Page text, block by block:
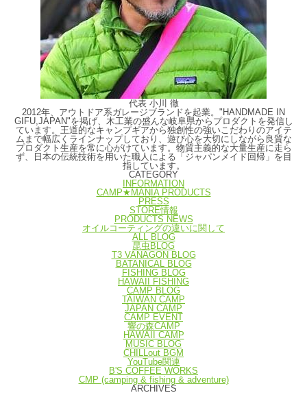
代表 小川 徹
2012年、アウトドア系ガレージブランドを起業。"HANDMADE IN
GIFU,JAPAN"を掲げ、木工業の盛んな岐阜県からプロダクトを発信し
ています。王道的なキャンプギアから独創性の強いこだわりのアイテ
ムまで幅広くラインナップしており、遊び心を大切にしながら良質な
プロダクト生産を常に心がけています。物質主義的な大量生産に走ら
ず、日本の伝統技術を用いた職人による「ジャパンメイド回帰」を目
指しています。
CATEGORY
INFORMATION
CAMP★MANIA PRODUCTS
PRESS
STORE情報
PRODUCTS NEWS
オイルコーティングの違いに関して
ALL BLOG
昆虫BLOG
T3 VANAGON BLOG
BATANICAL BLOG
FISHING BLOG
HAWAII FISHING
CAMP BLOG
TAIWAN CAMP
JAPAN CAMP
CAMP EVENT
響の森CAMP
HAWAII CAMP
MUSIC BLOG
CHILLout BGM
YouTube関連
B'S COFFEE WORKS
CMP (camping & fishing & adventure)
ARCHIVES